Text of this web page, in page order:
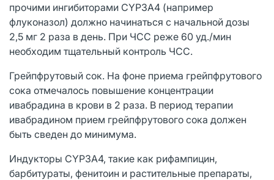
прочими ингибиторами CYP3A4 (например
флуконазол) должно начинаться с начальной дозы
2,5 мг 2 раза в день. При ЧСС реже 60 уд./мин
необходим тщательный контроль ЧСС.
Грейпфрутовый сок. На фоне приема грейпфрутового
сока отмечалось повышение концентрации
ивабрадина в крови в 2 раза. В период терапии
ивабрадином прием грейпфрутового сока должен
быть сведен до минимума.
Индукторы CYP3A4, такие как рифампицин,
барбитураты, фенитоин и растительные препараты,